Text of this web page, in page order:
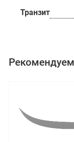
Транзит
Рекомендуем